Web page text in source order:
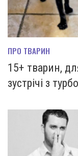
ПРО ТВАРИН
15+ тварин,
зустрічі з